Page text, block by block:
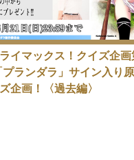
イマックス！クイズ企画
ランダラ」サイン入り
企画！〈過去編〉